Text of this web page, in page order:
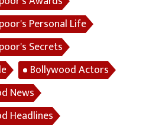
Personal Life
Secrets
Bollywood Actors
News
Headlines